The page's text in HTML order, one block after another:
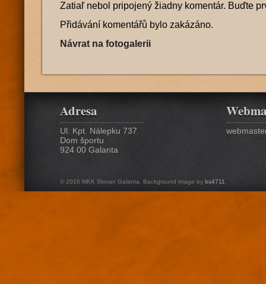
Zatiaľ nebol pripojený žiadny komentár. Buďte
Přidávání komentářů bylo zakázáno.
Návrat na fotogalerii
Adresa
Ul. Kpt. Nálepku 737
Dom športu
924 00 Galanta
© 2016 MKK Slovan Galanta. Background image by bs4711